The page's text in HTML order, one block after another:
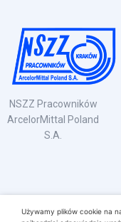
NSZZ Pracowników
ArcelorMittal Poland
S.A.
Używamy plików cookie na